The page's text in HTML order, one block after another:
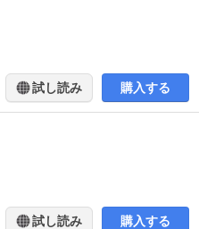
試し読み 購入する
試し読み 購入する